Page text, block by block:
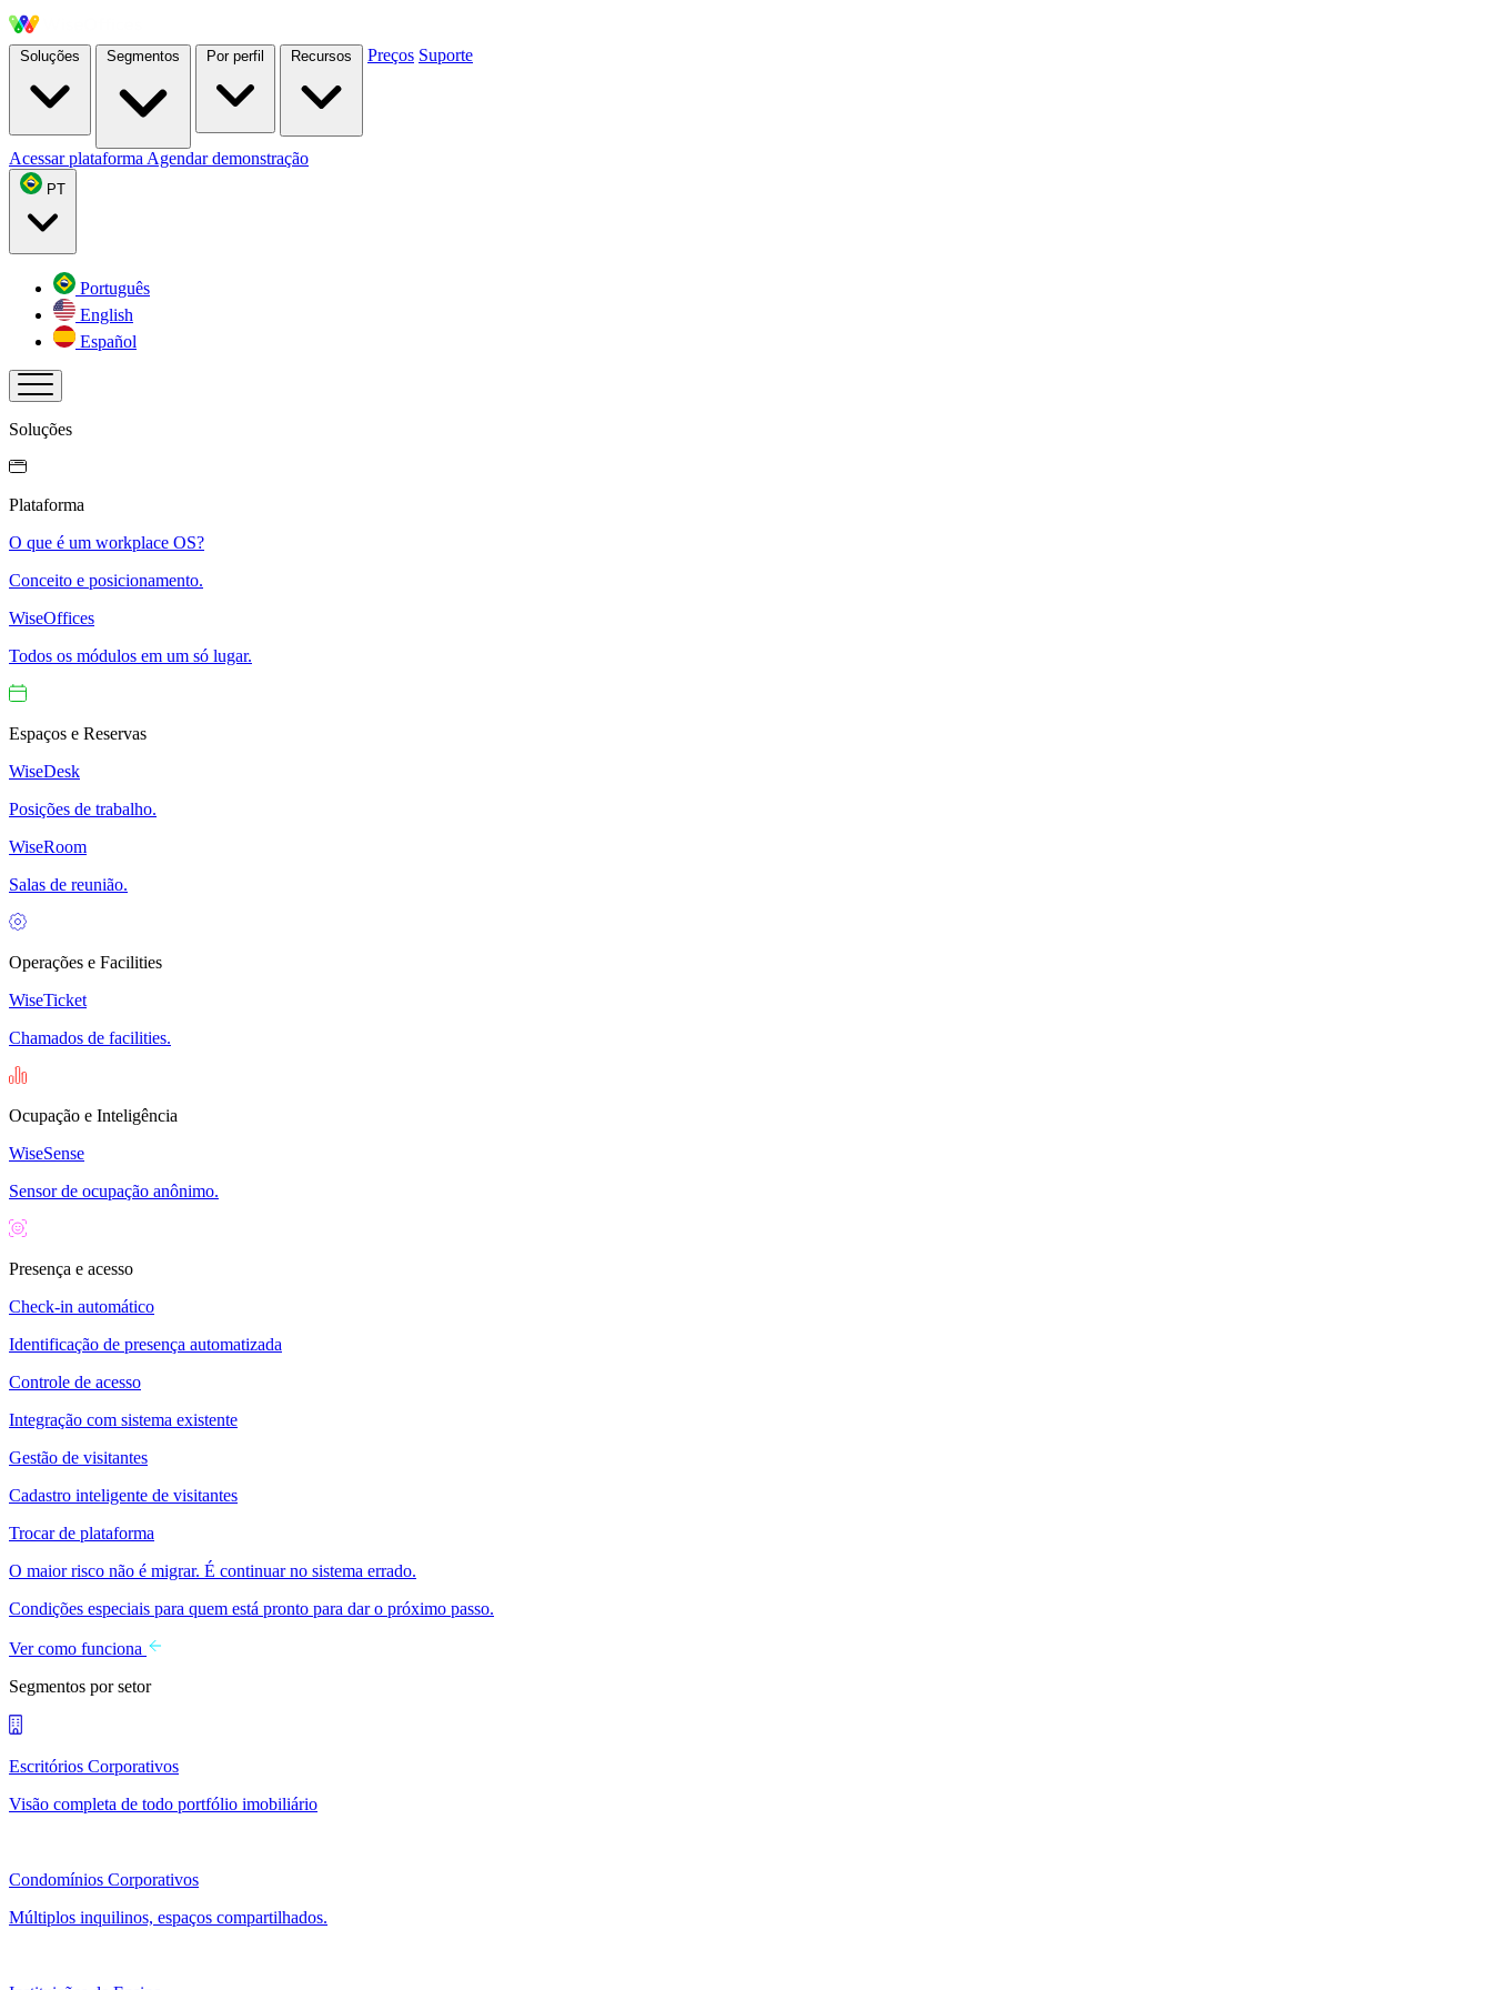
Soluções Segmentos Por perfil Recursos Preços Suporte
Acessar plataforma Agendar demonstração
PT
Português
English
Español
Soluções
Plataforma
O que é um workplace OS?
Conceito e posicionamento.
WiseOffices
Todos os módulos em um só lugar.
Espaços e Reservas
WiseDesk
Posições de trabalho.
WiseRoom
Salas de reunião.
Operações e Facilities
WiseTicket
Chamados de facilities.
Ocupação e Inteligência
WiseSense
Sensor de ocupação anônimo.
Presença e acesso
Check-in automático
Identificação de presença automatizada
Controle de acesso
Integração com sistema existente
Gestão de visitantes
Cadastro inteligente de visitantes
Trocar de plataforma
O maior risco não é migrar. É continuar no sistema errado.
Condições especiais para quem está pronto para dar o próximo passo.
Ver como funciona
Segmentos por setor
Escritórios Corporativos
Visão completa de todo portfólio imobiliário
Condomínios Corporativos
Múltiplos inquilinos, espaços compartilhados.